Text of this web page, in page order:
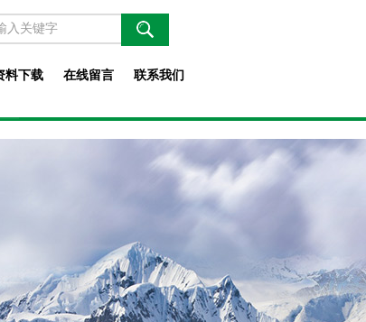
料下载 在线留言 联系我们